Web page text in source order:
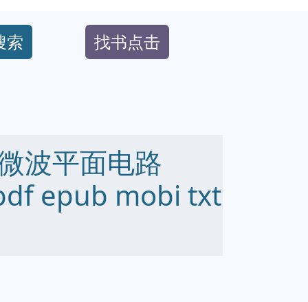
索 找书点击
波平面电路
epub mobi txt